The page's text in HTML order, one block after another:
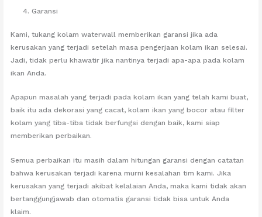
Garansi
Kami, tukang kolam waterwall memberikan garansi jika ada
kerusakan yang terjadi setelah masa pengerjaan kolam ikan selesai.
Jadi, tidak perlu khawatir jika nantinya terjadi apa-apa pada kolam
ikan Anda.
Apapun masalah yang terjadi pada kolam ikan yang telah kami buat,
baik itu ada dekorasi yang cacat, kolam ikan yang bocor atau filter
kolam yang tiba-tiba tidak berfungsi dengan baik, kami siap
memberikan perbaikan.
Semua perbaikan itu masih dalam hitungan garansi dengan catatan
bahwa kerusakan terjadi karena murni kesalahan tim kami. Jika
kerusakan yang terjadi akibat kelalaian Anda, maka kami tidak akan
bertanggungjawab dan otomatis garansi tidak bisa untuk Anda
klaim.